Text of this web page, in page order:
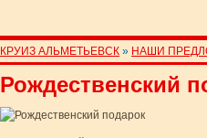
КРУИЗ АЛЬМЕТЬЕВСК » НАШИ
Рождественский